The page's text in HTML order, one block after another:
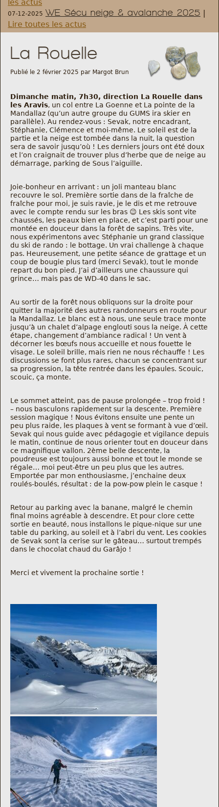
Règlement et statuts
Modalités d’inscriptions
Cartes découvertes
Comité Directeur
Frais kilométriques
Formation
Nous contacter
Nous trouver
Comment être informé des sorties
Programme
Crazy Gums
Rechercher
les actus
07-12-2025 WE Sécu neige & avalanche 2025 |
Lire toutes les actus
La Rouelle
Publié le 2 février 2025 par Margot Brun
Dimanche matin, 7h30, direction La Rouelle dans
les Aravis, un col entre La Goenne et La pointe de la
Mandallaz (qu’un autre groupe du GUMS ira skier en
parallèle). Au rendez-vous : Sevak, notre encadrant,
Stéphanie, Clémence et moi-même. Le soleil est de la
partie et la neige est tombée dans la nuit, la question
sera de savoir jusqu’où ! Les derniers jours ont été doux
et l’on craignait de trouver plus d’herbe que de neige au
démarrage, parking de Sous l’aiguille.
Joie-bonheur en arrivant : un joli manteau blanc
recouvre le sol. Première sortie dans de la fraîche de
fraîche pour moi, je suis ravie, je le dis et me retrouve
avec le compte rendu sur les bras 😉 Les skis sont vite
chaussés, les peaux bien en place, et c’est parti pour une
montée en douceur dans la forêt de sapins. Très vite,
nous expérimentons avec Stéphanie un grand classique
du ski de rando : le bottage. Un vrai challenge à chaque
pas. Heureusement, une petite séance de grattage et un
coup de bougie plus tard (merci Sevak), tout le monde
repart du bon pied. J’ai d’ailleurs une chaussure qui
grince… mais pas de WD-40 dans le sac.
Au sortir de la forêt nous obliquons sur la droite pour
quitter la majorité des autres randonneurs en route pour
la Mandallaz. Le blanc est à nous, une seule trace monte
jusqu’à un chalet d’alpage englouti sous la neige. À cette
étape, changement d’ambiance radical ! Un vent à
décorner les bœufs nous accueille et nous fouette le
visage. Le soleil brille, mais rien ne nous réchauffe ! Les
discussions se font plus rares, chacun se concentrant sur
sa progression, la tête rentrée dans les épaules. Scouic,
scouic, ça monte.
Le sommet atteint, pas de pause prolongée – trop froid !
– nous basculons rapidement sur la descente. Première
session magique ! Nous évitons ensuite une pente un
peu plus raide, les plaques à vent se formant à vue d’œil.
Sevak qui nous guide avec pédagogie et vigilance depuis
le matin, continue de nous orienter tout en douceur dans
ce magnifique vallon. 2ème belle descente, la
poudreuse est toujours aussi bonne et tout le monde se
régale… moi peut-être un peu plus que les autres.
Emportée par mon enthousiasme, j’enchaine deux
roulés-boulés, résultat : de la pow-pow plein le casque !
Retour au parking avec la banane, malgré le chemin
final moins agréable à descendre. Et pour clore cette
sortie en beauté, nous installons le pique-nique sur une
table du parking, au soleil et à l’abri du vent. Les cookies
de Sevak sont la cerise sur le gâteau… surtout trempés
dans le chocolat chaud du Garâjo !
Merci et vivement la prochaine sortie !